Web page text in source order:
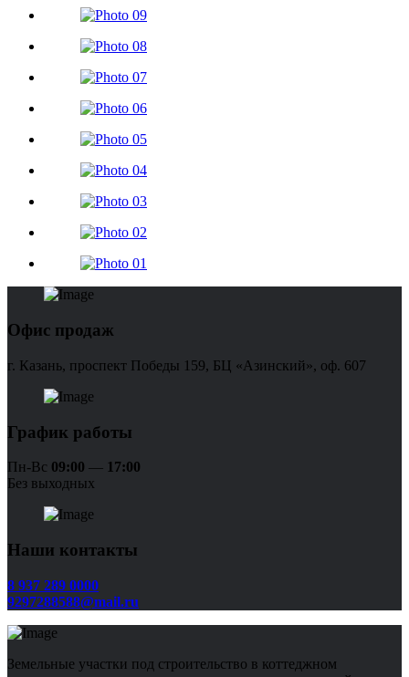
Офис продаж
г. Казань, проспект Победы 159, БЦ «Азинский», оф. 607
График работы
Пн-Вс 09:00 — 17:00
Без выходных
Наши контакты
8 937 289 0000
9297288588@mail.ru
Земельные участки под строительство в коттеджном